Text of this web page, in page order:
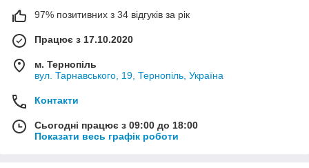
97% позитивних з 34 відгуків за рік
Працює з 17.10.2020
м. Тернопіль
вул. Тарнавського, 19, Тернопіль, Україна
Контакти
Сьогодні працює з 09:00 до 18:00
Показати весь графік роботи